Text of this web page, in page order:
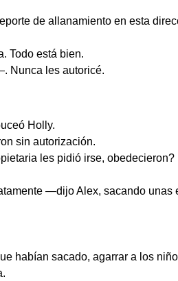
de allanamiento en esta
Todo está bien.
Nunca les autoricé.
Holly.
sin autorización.
les pidió irse, obedecieron?
—dijo Alex, sacando
habían sacado, agarrar a los